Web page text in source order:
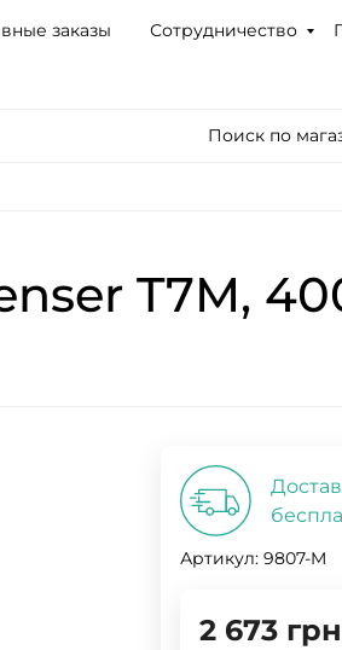
заказы Сотрудничество
Поиск по
T7M,
Артикул: 9807-M
2 673